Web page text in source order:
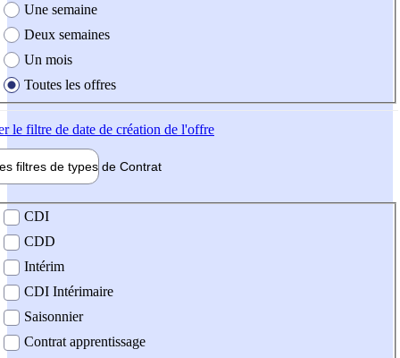
Une semaine
Deux semaines
Un mois
Toutes les offres
le filtre de date de création de l'offre
filtres de types de Contrat
contrat
CDI
CDD
Intérim
CDI Intérimaire
Saisonnier
Contrat apprentissage